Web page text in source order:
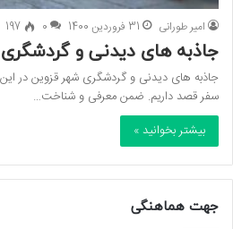
امیر طورانی 31 فروردین 1400 0
197
جاذبه های دیدنی و
جاذبه های دیدنی و گردشگری شهر قزوین در
سفر قصد داریم. ضمن معرفی و شناخت…
بیشتر بخوانید »
جهت هماهنگی